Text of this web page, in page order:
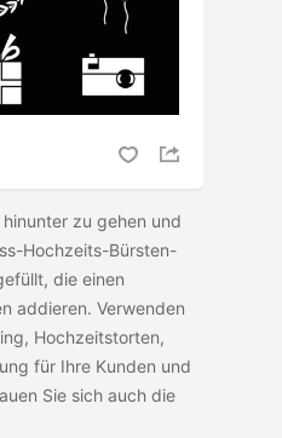
zu gehen und
Hochzeits-Bürsten-
die einen
addieren. Verwenden
Hochzeitstorten,
für Ihre Kunden und
Sie sich auch die